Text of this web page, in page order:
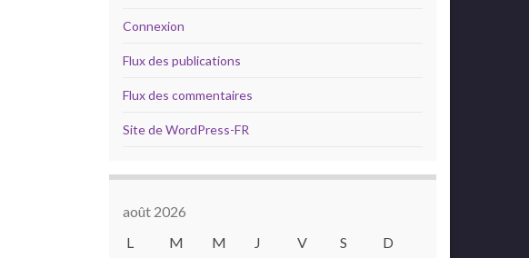
Connexion
Flux des publications
Flux des commentaires
Site de WordPress-FR
août 2026
L
M M J V S
D